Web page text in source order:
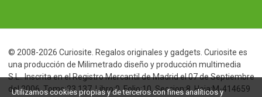
© 2008-2026 Curiosite. Regalos originales y gadgets. Curiosite es
una producción de Milimetrado diseño y producción multimedia
S.L.. Inscrita en el Registro Mercantil de Madrid el 07 de Septiembre
del 2006. Tomo:23.137. Libro:0. Folio:10. Seccion:8. Hoja:M-414659
Utilizamos cookies propias y de terceros con fines analíticos y